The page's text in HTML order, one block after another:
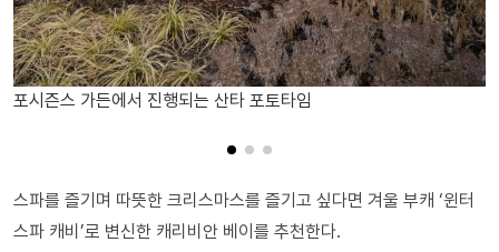
포시즌스 가든에서 진행되는 산타 포토타임
스파를 즐기며 따뜻한 크리스마스를 즐기고 싶다면 겨울 부캐 ‘윈터
스파 캐비’로 변신한 캐리비안 베이를 추천한다.